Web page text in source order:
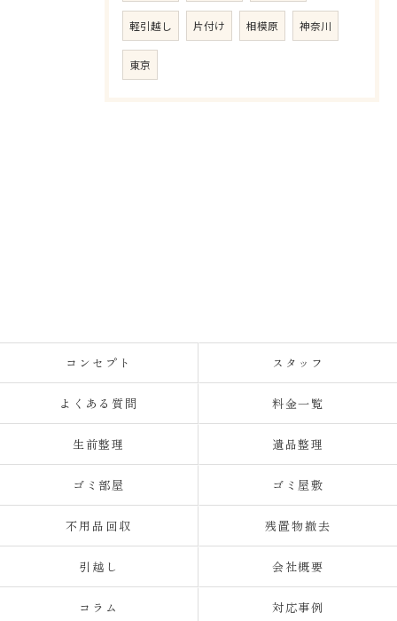
軽引越し 片付け 相模原 神奈川
東京
コンセプト スタッフ
よくある質問 料金一覧
生前整理 遺品整理
ゴミ部屋 ゴミ屋敷
不用品回収 残置物撤去
引越し 会社概要
コラム 対応事例